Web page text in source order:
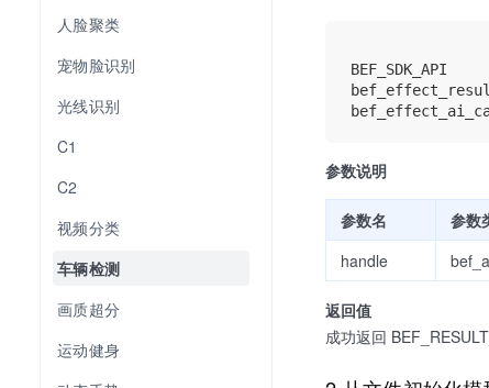
人脸聚类
宠物脸识别
光线识别
C1
C2
视频分类
车辆检测
画质超分
运动健身
BEF_SDK_API
参数说明
参数名 参数
handle
返回值
成功返回